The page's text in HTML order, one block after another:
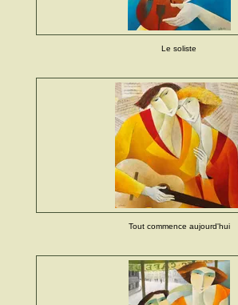
Le soliste
Tout commence aujourd'hui